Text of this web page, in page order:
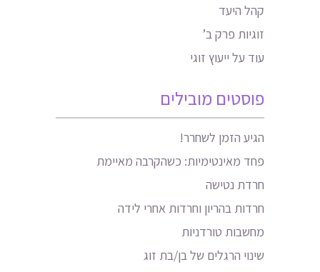
קהל היעד
זוגיות פרק ב’
עוד על ייעוץ זוגי
פוסטים מובילים
הגיע הזמן לשחרר!
פחד מאינטימיות: כשהקרבה מאיימת
חרדת נטישה
חרדות בהריון וחרדות אחרי לידה
מחשבות טורדניות
שינוי הרגלים של בן/בת זוג